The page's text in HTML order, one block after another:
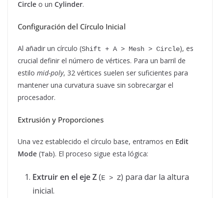
Circle o un Cylinder.
Configuración del Círculo Inicial
Al añadir un círculo (Shift + A > Mesh > Circle), es
crucial definir el número de vértices. Para un barril de
estilo mid-poly, 32 vértices suelen ser suficientes para
mantener una curvatura suave sin sobrecargar el
procesador.
Extrusión y Proporciones
Una vez establecido el círculo base, entramos en Edit
Mode (Tab). El proceso sigue esta lógica:
Extruir en el eje Z(E > Z) para dar la altura
inicial.